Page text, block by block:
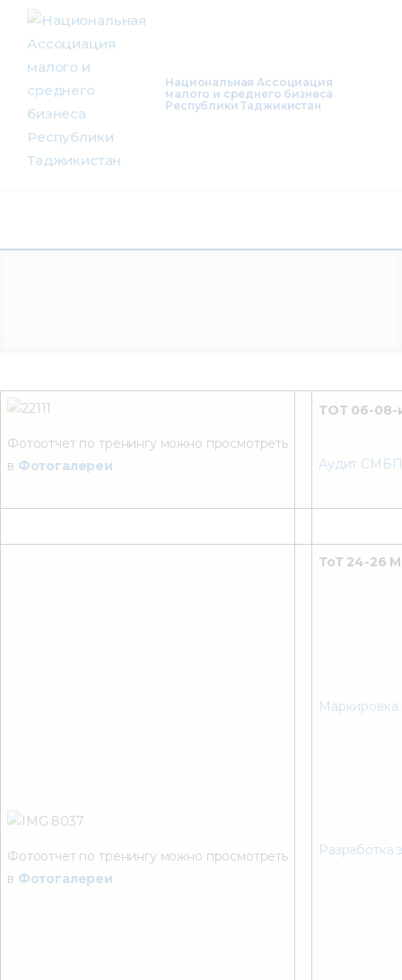
Национальная Ассоциация
малого и среднего бизнеса
Республики Таджикистан
О нас
Деятельность
Проекты
Членство
Инфоресурсы
Фотоотчет по тренингу можно просмотреть
в Фотогалереи
ТОТ 06-08-
Аудит
Фотоотчет по тренингу можно просмотреть
в Фотогалереи
ТоТ 24-26
Разработка